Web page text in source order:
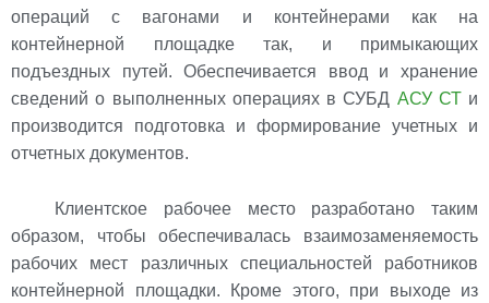
операций с вагонами и контейнерами как на
контейнерной площадке так, и примыкающих
подъездных путей. Обеспечивается ввод и хранение
сведений о выполненных операциях в СУБД АСУ СТи
производится подготовка и формирование учетных и
отчетных документов.
Клиентское рабочее место разработано таким
образом, чтобы обеспечивалась взаимозаменяемость
рабочих мест различных специальностей работников
контейнерной площадки. Кроме этого, при выходе из